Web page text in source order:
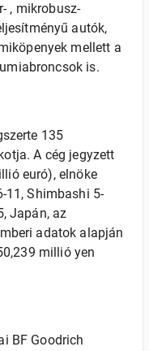
, mikrobusz-
autók,
mellett a
is.
135
A cég jegyzett
euró), elnöke
11, Shimbashi 5-
Japán, az
adatok alapján
millió yen
BF Goodrich